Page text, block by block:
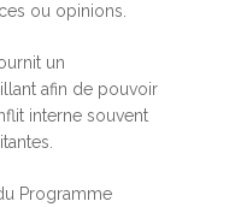
ou opinions.
un
afin de pouvoir
interne souvent
Programme